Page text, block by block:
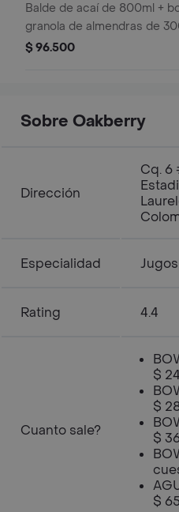
Balde de acaí de 800ml +
granola de almendras de
tus bowls en casa
$ 96.500
Sobre Oakberry
Dirección
Cq. 6
Especialidad
Rating 4.4
Cuanto sale?
$
$
$
$